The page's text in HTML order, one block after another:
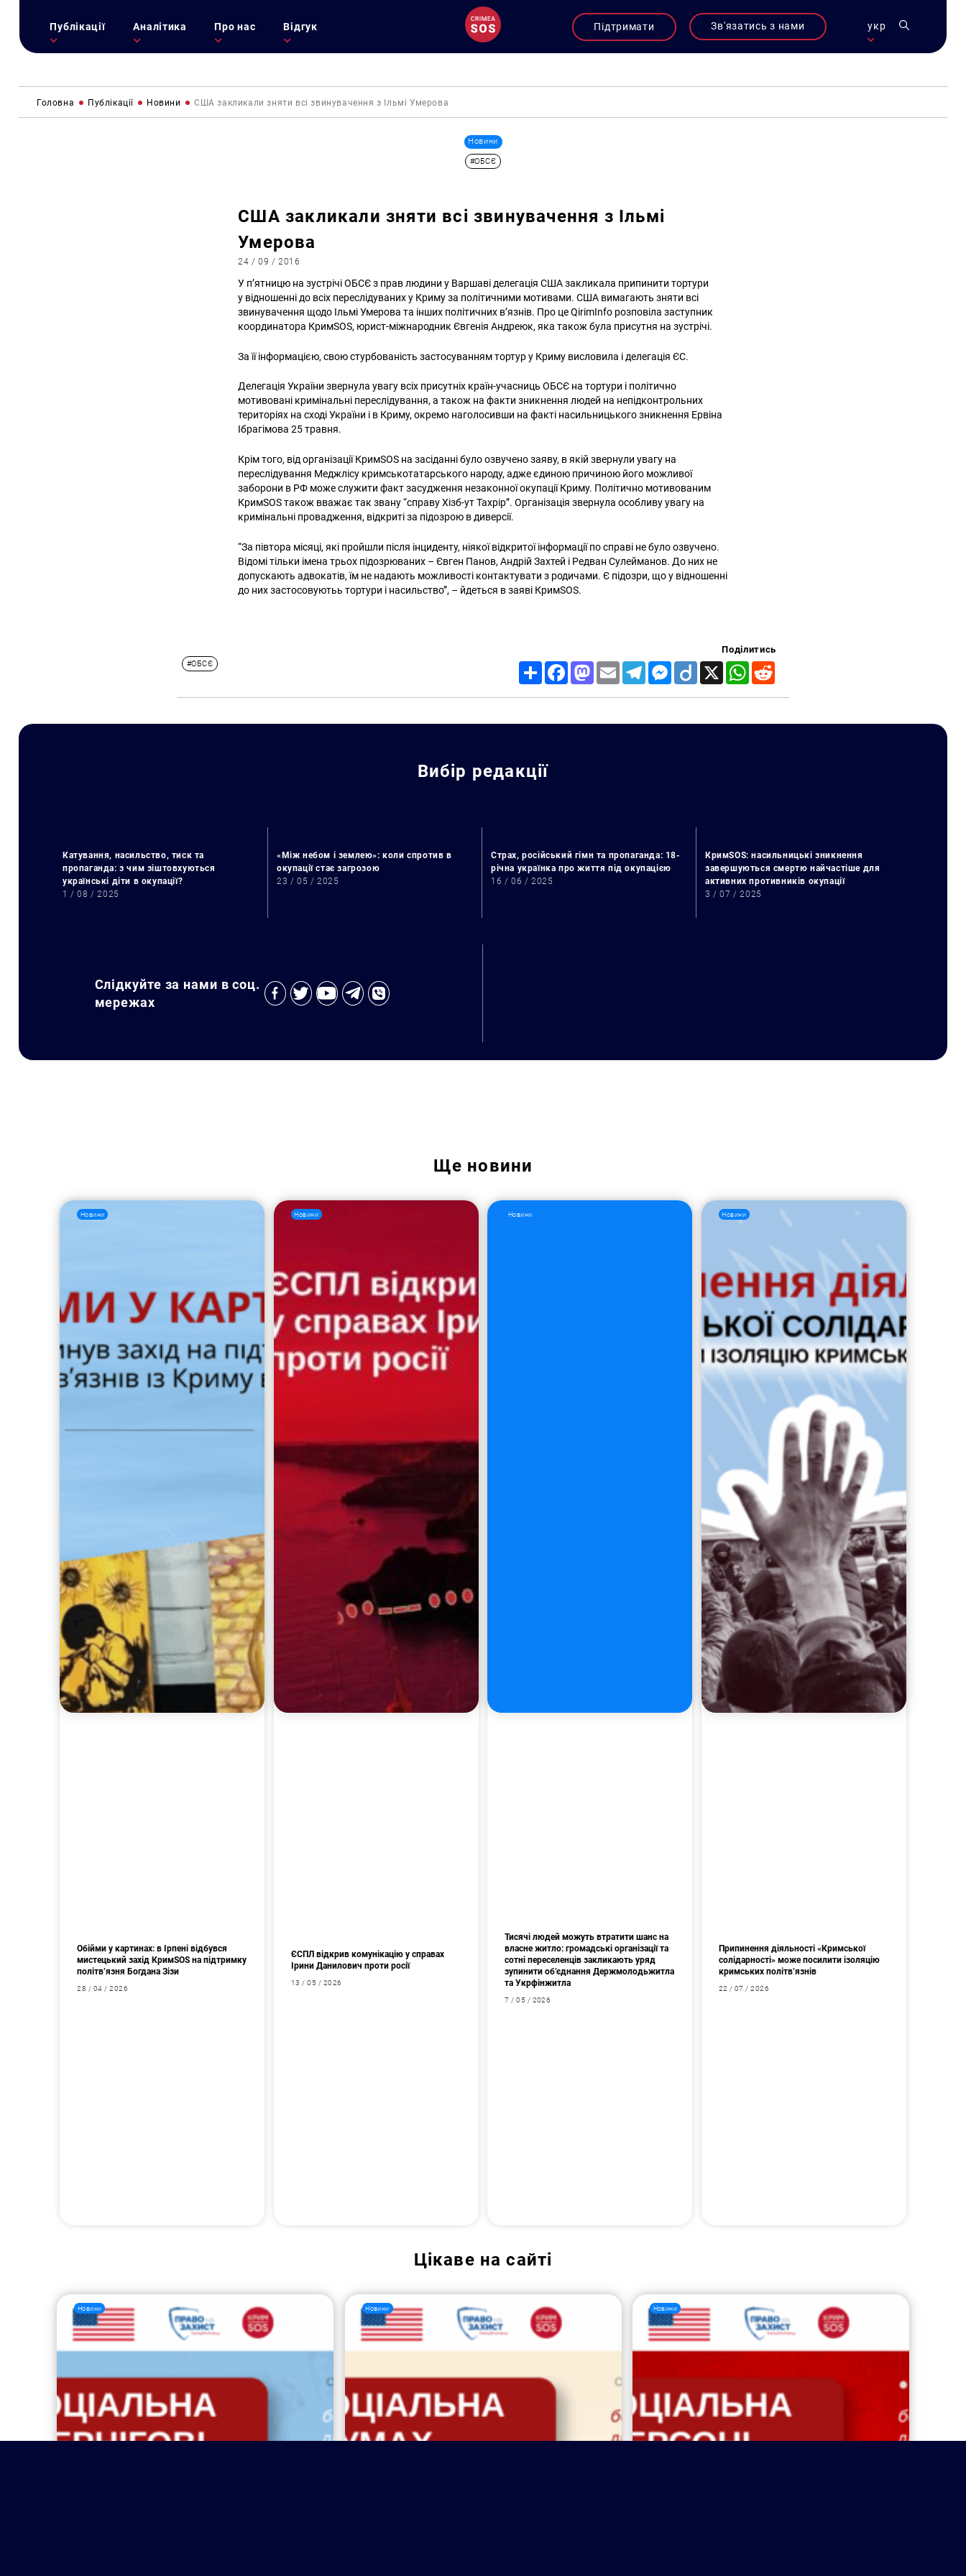
Публікації Аналітика Про нас Відгук Підтримати Зв'язатись з нами укр
Пошук за запитом:
Головна Публікації Новини США закликали зняти всі звинувачення з Ільмі Умерова
Новини
#ОБСЄ
США закликали зняти всі звинувачення з Ільмі
Умерова
24 / 09 / 2016
У п’ятницю на зустрічі ОБСЄ з прав людини у Варшаві делегація США закликала припинити тортури
у відношенні до всіх переслідуваних у Криму за політичними мотивами. США вимагають зняти всі
звинувачення щодо Ільмі Умерова та інших політичних в’язнів. Про це QirimInfo розповіла заступник
координатора КримSOS, юрист-міжнародник Євгенія Андреюк, яка також була присутня на зустрічі.
За її інформацією, свою стурбованість застосуванням тортур у Криму висловила і делегація ЄС.
Делегація України звернула увагу всіх присутніх країн-учасниць ОБСЄ на тортури і політично
мотивовані кримінальні переслідування, а також на факти зникнення людей на непідконтрольних
територіях на сході України і в Криму, окремо наголосивши на факті насильницького зникнення Ервіна
Ібрагімова 25 травня.
Крім того, від організації КримSOS на засіданні було озвучено заяву, в якій звернули увагу на
переслідування Меджлісу кримськотатарського народу, адже єдиною причиною його можливої
заборони в РФ може служити факт засудження незаконної окупації Криму. Політично мотивованим
КримSOS також вважає так звану “справу Хізб-ут Тахрір”. Організація звернула особливу увагу на
кримінальні провадження, відкриті за підозрою в диверсії.
“За півтора місяці, які пройшли після інциденту, ніякої відкритої інформації по справі не було озвучено.
Відомі тільки імена трьох підозрюваних – Євген Панов, Андрій Захтей і Редван Сулейманов. До них не
допускають адвокатів, їм не надають можливості контактувати з родичами. Є підозри, що у відношенні
до них застосовуютьь тортури і насильство”, – йдеться в заяві КримSOS.
#ОБСЄ
Поділитись
Share FacebookMastodon
Email TelegramMessenger
Diigo X WhatsApp
Вибір редакції
Катування, насильство, тиск та
пропаганда: з чим зіштовхуються
українські діти в окупації?
1 / 08 / 2025
«Між небом і землею»: коли спротив в
окупації стає загрозою
23 / 05 / 2025
Страх, російський гімн та пропаганда: 18-
річна українка про життя під окупацією
16 / 06 / 2025
КримSOS: насильницькі зникнення
завершуються смертю найчастіше для
активних противників окупації
3 / 07 / 2025
Слідкуйте за нами в соц.
мережах
Ще новини
Новини
Обійми у картинах: в Ірпені відбувся
мистецький захід КримSOS на підтримку
політв’язня Богдана Зізи
28 / 04 / 2026
Новини
ЄСПЛ відкрив комунікацію у справах
Ірини Данилович проти росії
13 / 05 / 2026
Новини
Тисячі людей можуть втратити шанс на
власне житло: громадські організації та
сотні переселенців закликають уряд
зупинити об’єднання Держмолодьжитла
та Укрфінжитла
7 / 05 / 2026
Новини
Припинення діяльності «Кримської
солідарності» може посилити ізоляцію
кримських політв’язнів
22 / 07 / 2026
Цікаве на сайті
Новини Новини Новини